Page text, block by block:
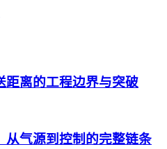
距离的工程边界与突破
从气源到控制的完整链条